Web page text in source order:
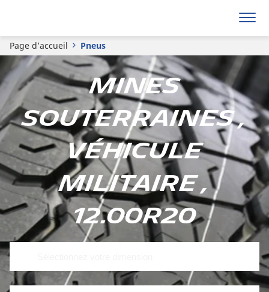
Page d’accueil Pneus
Mines
souterraines ,
Véhicule
militaire ,
12.00R20